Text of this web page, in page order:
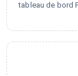
tableau de bord